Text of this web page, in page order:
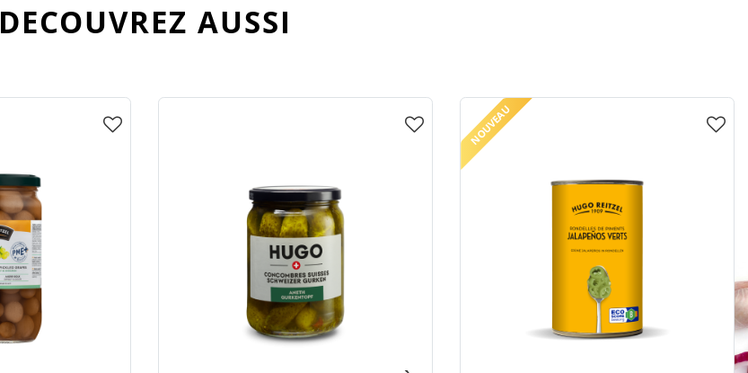
DECOUVREZ AUSSI
NOUVEAU